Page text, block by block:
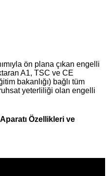
ön plana çıkan engelli
A1, TSC ve CE
bakanlığı) bağlı tüm
yeterliliği olan engelli
Özellikleri ve